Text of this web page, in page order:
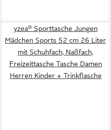
yzea® Sporttasche Jungen
Mädchen Sports 52 cm 26 Liter
mit Schuhfach, Naßfach,
Freizeittasche Tasche Damen
Herren Kinder + Trinkflasche